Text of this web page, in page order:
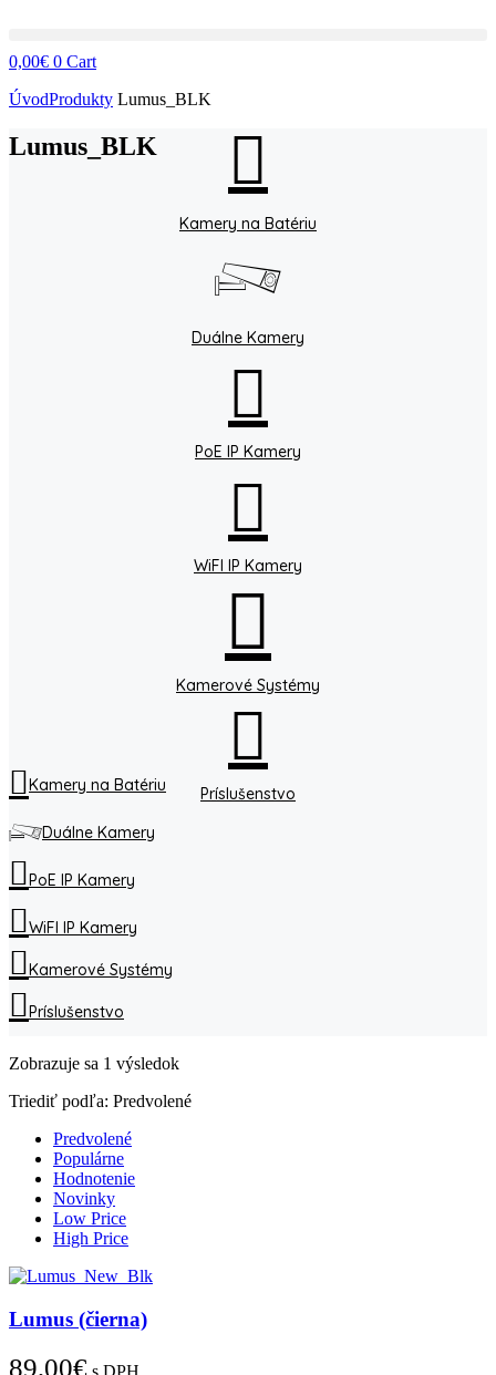
0,00€ 0 Cart
ÚvodProdukty Lumus_BLK
Lumus_BLK
Kamery na Batériu
Duálne Kamery
PoE IP Kamery
WiFI IP Kamery
Kamerové Systémy
Príslušenstvo
Kamery na Batériu
Duálne Kamery
PoE IP Kamery
WiFI IP Kamery
Kamerové Systémy
Príslušenstvo
Zobrazuje sa 1 výsledok
Triediť podľa: Predvolené
Predvolené
Populárne
Hodnotenie
Novinky
Low Price
High Price
Lumus (čierna)
89,00€ s DPH